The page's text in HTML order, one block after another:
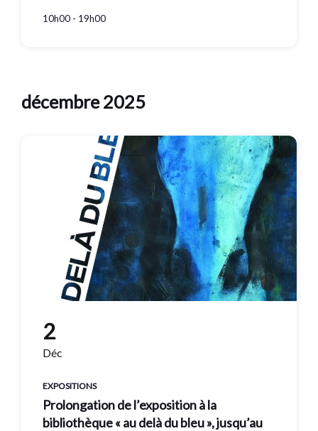
10h00 - 19h00
décembre 2025
2
Déc
EXPOSITIONS
Prolongation de l’exposition à la
bibliothèque « au delà du bleu », jusqu’au